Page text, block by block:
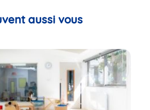
aussi vous